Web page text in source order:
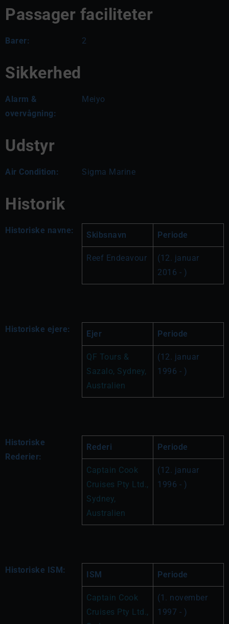
Passager faciliteter
Barer: 2
Sikkerhed
Alarm &
overvågning:
Meiyo
Udstyr
Air Condition: Sigma Marine
Historik
Historiske navne: Skibsnavn Periode
Reef Endeavour
(12. januar
2016 - )
Historiske ejere: Ejer Periode
QF Tours &
Sazalo, Sydney,
Australien
(12. januar
1996 - )
Historiske
Rederier:
Rederi Periode
Captain Cook
Cruises Pty Ltd.,
Sydney,
Australien
(12. januar
1996 - )
Historiske ISM: ISM Periode
Captain Cook
Cruises Pty Ltd.,
(1. november
1997 - )